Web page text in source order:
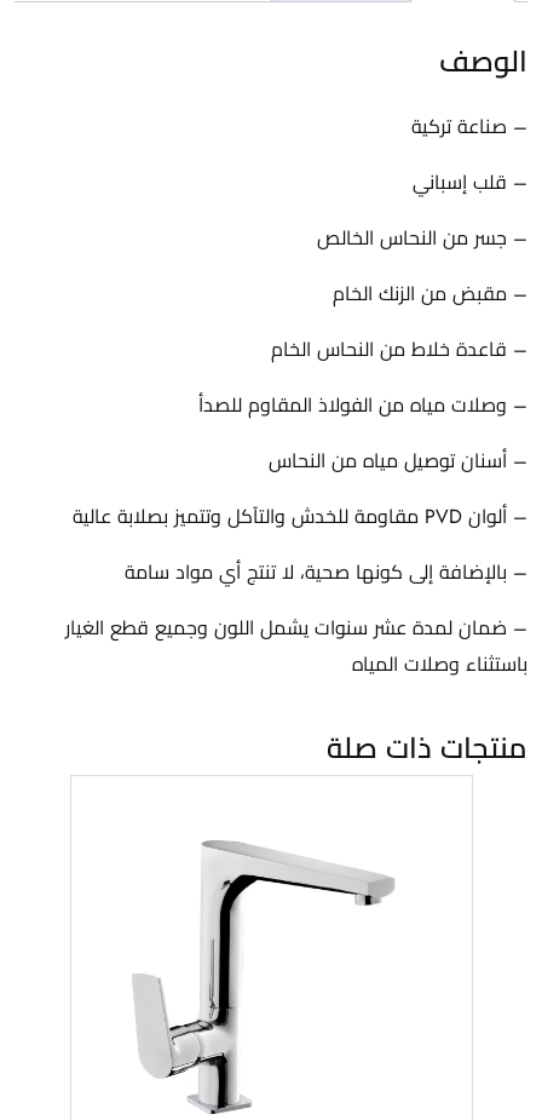
الوصف
– صناعة تركية
– قلب إسباني
– جسر من النحاس الخالص
– مقبض من الزنك الخام
– قاعدة خلاط من النحاس الخام
– وصلات مياه من الفولاذ المقاوم للصدأ
– أسنان توصيل مياه من النحاس
– ألوان PVD مقاومة للخدش والتآكل وتتميز بصلابة عالية
– بالإضافة إلى كونها صحية، لا تنتج أي مواد سامة
– ضمان لمدة عشر سنوات يشمل اللون وجميع قطع الغيار
باستثناء وصلات المياه
منتجات ذات صلة